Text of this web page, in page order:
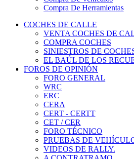
COCHES DE CALLE
VENTA COCHES DE
COMPRA COCHES
SINIESTROS DE
EL BAÚL DE LOS
FOROS DE OPINIÓN
FORO GENERAL
WRC
ERC
CERA
CERT - CERTT
CET / CER
FORO TÉCNICO
PRUEBAS DE
VIDEOS DE RALLY.
A CONTRATRAMO
TIENDA ONLINE